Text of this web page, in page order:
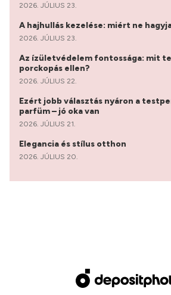
2026. JÚLIUS 23.
A hajhullás kezelése: miért ne
2026. JÚLIUS 23.
Az ízületvédelem fontossága: mit
porckopás ellen?
2026. JÚLIUS 22.
Ezért jobb választás nyáron a
parfüm – jó oka van
2026. JÚLIUS 21.
Elegancia és stílus otthon
2026. JÚLIUS 20.